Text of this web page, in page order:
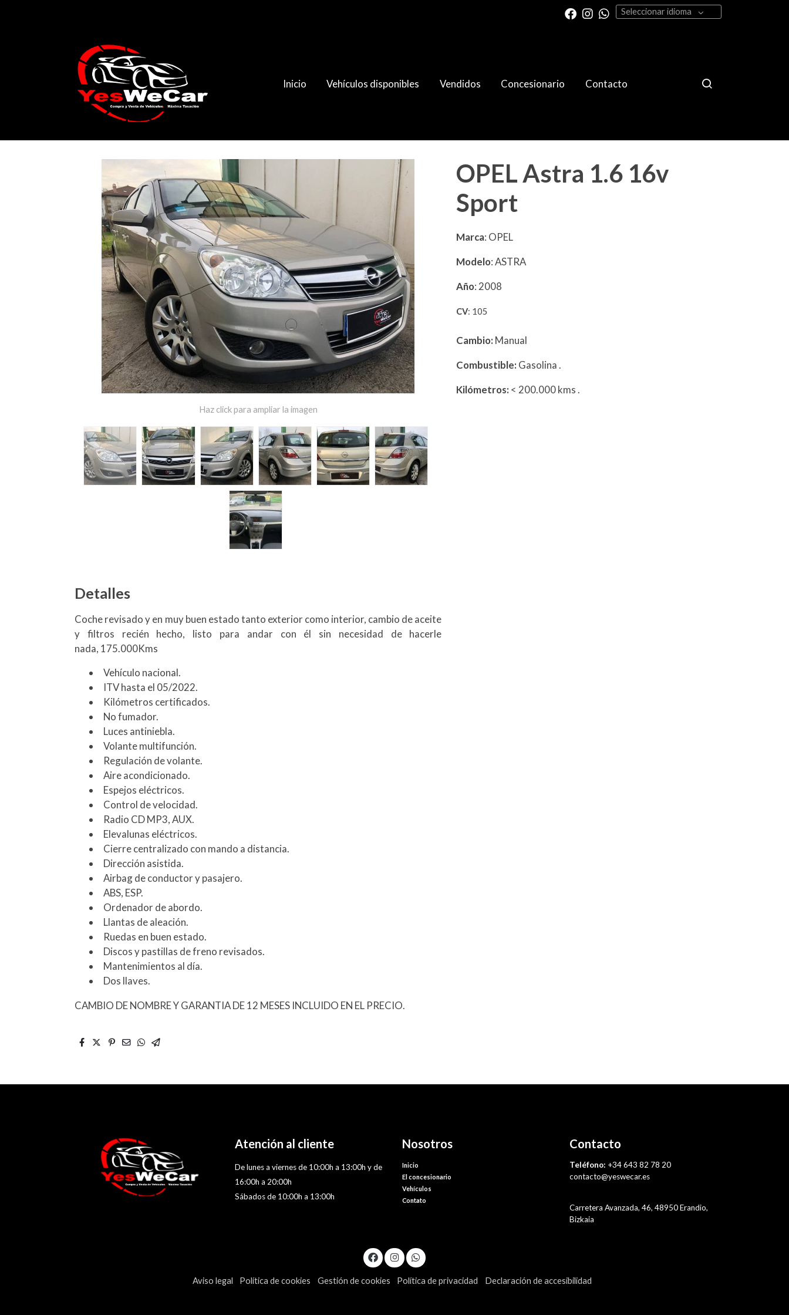
Seleccionar idioma
Inicio Vehículos disponibles Vendidos Concesionario Contacto
Catálogo OPEL Astra 1.6 16v Sport
Haz click para ampliar la imagen
Detalles
Coche revisado y en muy buen estado tanto exterior como interior, cambio de aceite
y filtros recién hecho, listo para andar con él sin necesidad de hacerle
nada, 175.000Kms
Vehículo nacional.
ITV hasta el 05/2022.
Kilómetros certificados.
No fumador.
Luces antiniebla.
Volante multifunción.
Regulación de volante.
Aire acondicionado.
Espejos eléctricos.
Control de velocidad.
Radio CD MP3, AUX.
Elevalunas eléctricos.
Cierre centralizado con mando a distancia.
Dirección asistida.
Airbag de conductor y pasajero.
ABS, ESP.
Ordenador de abordo.
Llantas de aleación.
Ruedas en buen estado.
Discos y pastillas de freno revisados.
Mantenimientos al día.
Dos llaves.
CAMBIO DE NOMBRE Y GARANTIA DE 12 MESES INCLUIDO EN EL PRECIO.
OPEL Astra 1.6 16v
Sport
Marca: OPEL
Modelo: ASTRA
Año: 2008
CV: 105
Cambio: Manual
Combustible: Gasolina.
Kilómetros: < 200.000 kms.
Atención al cliente
De lunes a viernes de 10:00h a 13:00h y de
16:00h a 20:00h
Sábados de 10:00h a 13:00h
Nosotros
Inicio
El concesionario
Vehículos
Contato
Contacto
Teléfono: +34 643 82 78 20
contacto@yeswecar.es
Carretera Avanzada, 46, 48950 Erandio,
Bizkaia
Aviso legal Política de cookies Gestión de cookies Política de privacidad Declaración de accesibilidad